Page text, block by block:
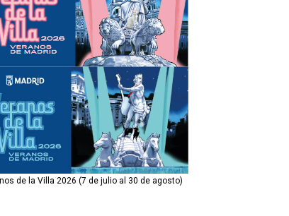
de la Villa 2026 (7 de julio al 30 de agosto)